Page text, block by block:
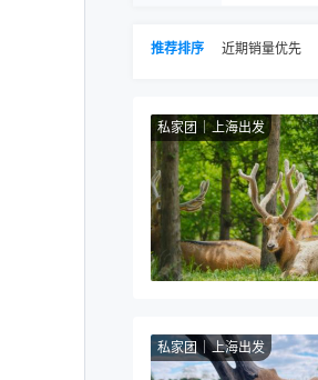
推荐排序 近期销量优先
私家团 上海出发
私家团 上海出发